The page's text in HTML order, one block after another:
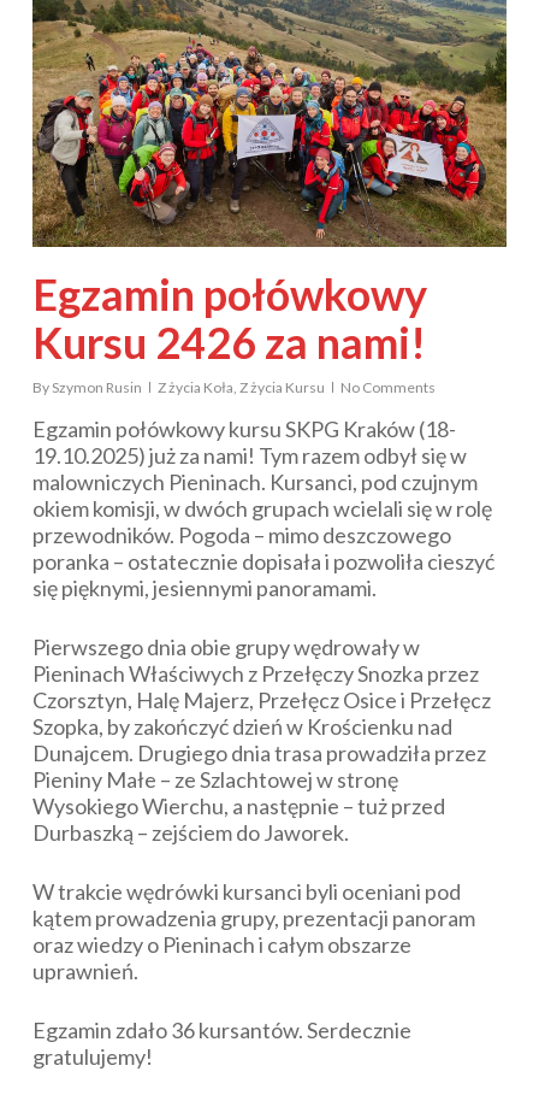
Egzamin połówkowy
Kursu 2426 za nami!
By Szymon Rusin Z życia Koła, Z życia Kursu No Comments
Egzamin połówkowy kursu SKPG Kraków (18-
19.10.2025) już za nami! Tym razem odbył się w
malowniczych Pieninach. Kursanci, pod czujnym
okiem komisji, w dwóch grupach wcielali się w rolę
przewodników. Pogoda – mimo deszczowego
poranka – ostatecznie dopisała i pozwoliła cieszyć
się pięknymi, jesiennymi panoramami.
Pierwszego dnia obie grupy wędrowały w
Pieninach Właściwych z Przełęczy Snozka przez
Czorsztyn, Halę Majerz, Przełęcz Osice i Przełęcz
Szopka, by zakończyć dzień w Krościenku nad
Dunajcem. Drugiego dnia trasa prowadziła przez
Pieniny Małe – ze Szlachtowej w stronę
Wysokiego Wierchu, a następnie – tuż przed
Durbaszką – zejściem do Jaworek.
W trakcie wędrówki kursanci byli oceniani pod
kątem prowadzenia grupy, prezentacji panoram
oraz wiedzy o Pieninach i całym obszarze
uprawnień.
Egzamin zdało 36 kursantów. Serdecznie
gratulujemy!